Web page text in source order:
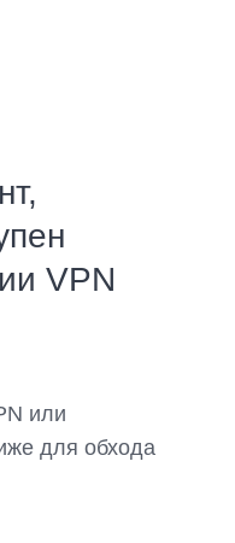
VPN
или
для обхода